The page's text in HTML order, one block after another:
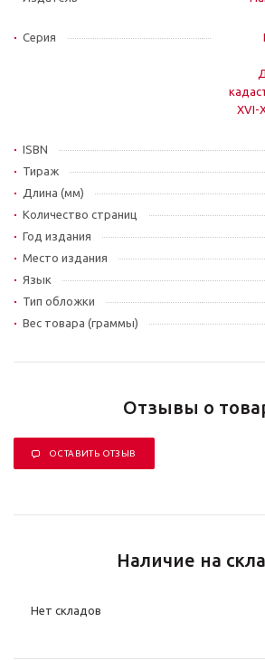
Серия
XVI-
ISBN
Тираж
Длина (мм)
Количество страниц
Год издания
Место издания
Язык
Тип обложки
Вес товара (граммы)
Отзывы о
ОСТАВИТЬ ОТЗЫВ
Наличие на
Нет складов